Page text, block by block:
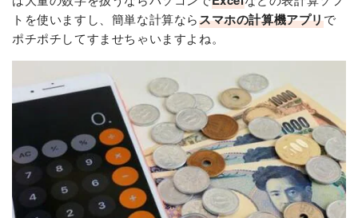
トを使いますし、簡単な計算ならスマホの計算機アプリで
ポチポチしてすませちゃいますよね。